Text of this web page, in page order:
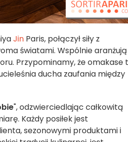
Jin Paris, połączył siły z
światami. Wspólnie aranżują
Przypominamy, że omakase
ducha zaufania między
", odzwierciedlając całkowitą
Każdy posiłek jest
sezonowymi produktami i